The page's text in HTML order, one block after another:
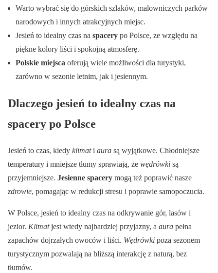
Warto wybrać się do górskich szlaków, malowniczych parków
narodowych i innych atrakcyjnych miejsc.
Jesień to idealny czas na spacery po Polsce, ze względu na
piękne kolory liści i spokojną atmosferę.
Polskie miejsca oferują wiele możliwości dla turystyki,
zarówno w sezonie letnim, jak i jesiennym.
Dlaczego jesień to idealny czas na
spacery po Polsce
Jesień to czas, kiedy klimati aura są wyjątkowe. Chłodniejsze
temperatury i mniejsze tłumy sprawiają, że wędrówki są
przyjemniejsze. Jesienne spacery mogą też poprawić nasze
zdrowie, pomagając w redukcji stresu i poprawie samopoczucia.
W Polsce, jesień to idealny czas na odkrywanie gór, lasów i
jezior. Klimatjest wtedy najbardziej przyjazny, a aura pełna
zapachów dojrzałych owoców i liści. Wędrówki poza sezonem
turystycznym pozwalają na bliższą interakcję z naturą, bez
tłumów.